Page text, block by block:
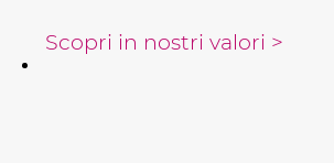
Scopri in nostri valori >